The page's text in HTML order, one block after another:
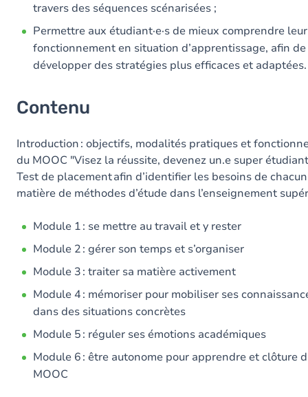
travers des séquences scénarisées ;
Permettre aux étudiant·e·s de mieux comprendre leur
fonctionnement en situation d’apprentissage, afin de
développer des stratégies plus efficaces et
Contenu
Introduction : objectifs, modalités pratiques et
du MOOC "Visez la réussite, devenez un.e super
Test de placement afin d’identifier les besoins de
matière de méthodes d’étude dans l’enseignement
Module 1 : se mettre au travail et y rester
Module 2 : gérer son temps et s’organiser
Module 3 : traiter sa matière activement
Module 4 : mémoriser pour mobiliser ses
dans des situations concrètes
Module 5 : réguler ses émotions académiques
Module 6 : être autonome pour apprendre et clôture
MOOC